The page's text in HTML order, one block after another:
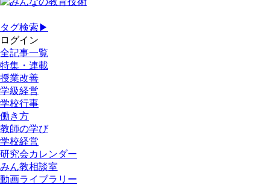
タグ検索▶
ログイン
全記事一覧
特集・連載
授業改善
学級経営
学校行事
働き方
教師の学び
学校経営
研究会カレンダー
みん教相談室
動画ライブラリー